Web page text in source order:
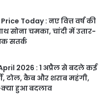
Today : नए वित्त वर्ष की
सोना चमका, चांदी में उतार-
सतर्क
2026 : 1 अप्रैल से बदले कई
टोल, कैब और शराब महंगी,
हुआ बदलाव